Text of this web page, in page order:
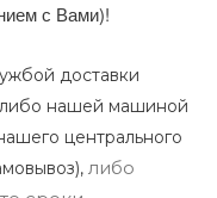
с Вами)!
доставки
нашей машиной
центрального
либо